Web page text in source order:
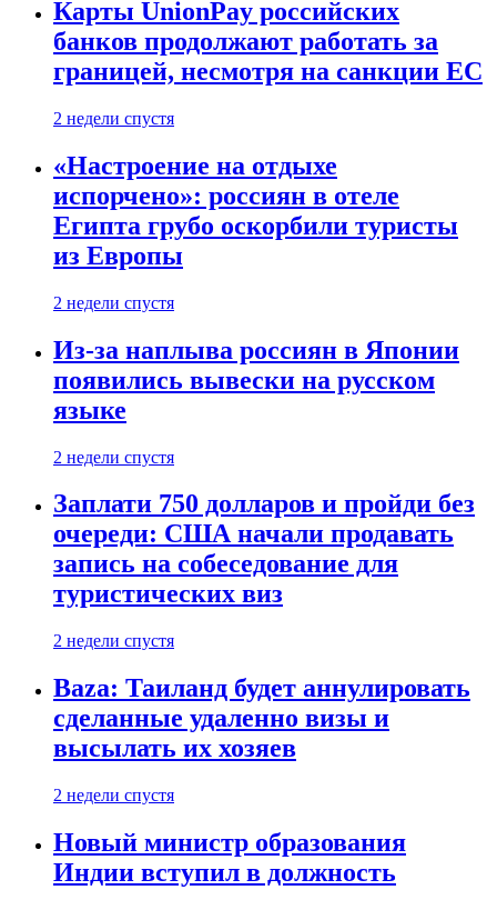
Карты UnionPay российских
банков продолжают работать за
границей, несмотря на санкции ЕС
2 недели спустя
«Настроение на отдыхе
испорчено»: россиян в отеле
Египта грубо оскорбили туристы
из Европы
2 недели спустя
Из-за наплыва россиян в Японии
появились вывески на русском
языке
2 недели спустя
Заплати 750 долларов и пройди без
очереди: США начали продавать
запись на собеседование для
туристических виз
2 недели спустя
Baza: Таиланд будет аннулировать
сделанные удаленно визы и
высылать их хозяев
2 недели спустя
Новый министр образования
Индии вступил в должность